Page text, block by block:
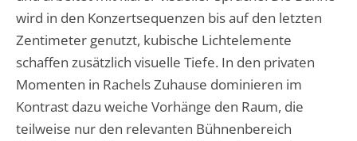
wird in den Konzertsequenzen bis auf den letzten
Zentimeter genutzt, kubische Lichtelemente
schaffen zusätzlich visuelle Tiefe. In den privaten
Momenten in Rachels Zuhause dominieren im
Kontrast dazu weiche Vorhänge den Raum, die
teilweise nur den relevanten Bühnenbereich